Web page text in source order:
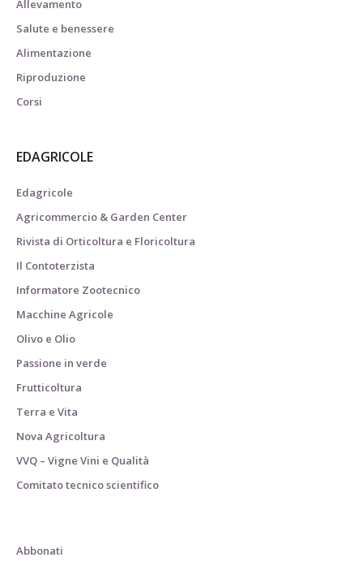
Allevamento
Salute e benessere
Alimentazione
Riproduzione
Corsi
EDAGRICOLE
Edagricole
Agricommercio & Garden Center
Rivista di Orticoltura e Floricoltura
Il Contoterzista
Informatore Zootecnico
Macchine Agricole
Olivo e Olio
Passione in verde
Frutticoltura
Terra e Vita
Nova Agricoltura
VVQ – Vigne Vini e Qualità
Comitato tecnico scientifico
Abbonati